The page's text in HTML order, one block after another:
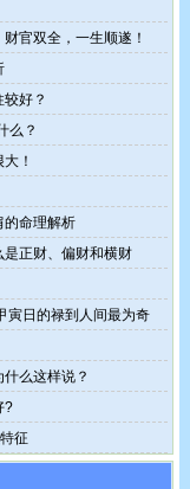
官双全，一生顺遂！
好？
么？
！
的命理解析
正财、偏财和横财
寅日的禄到人间最为奇
么这样说？
?
征